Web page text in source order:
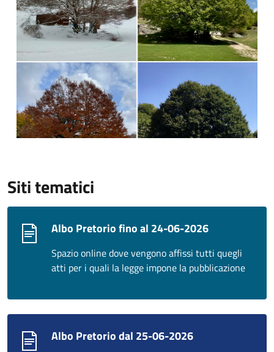
Siti tematici
Albo Pretorio fino al 24-06-2026
Spazio online dove vengono affissi tutti quegli
atti per i quali la legge impone la pubblicazione
Albo Pretorio dal 25-06-2026